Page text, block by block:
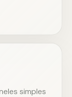
simples